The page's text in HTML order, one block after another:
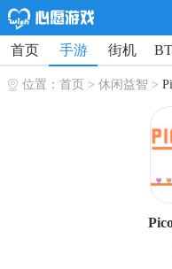
首页 手游 街机
位置： 首页 > 休闲益智 >